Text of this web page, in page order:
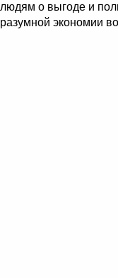
людям о выгоде и
разумной экономии